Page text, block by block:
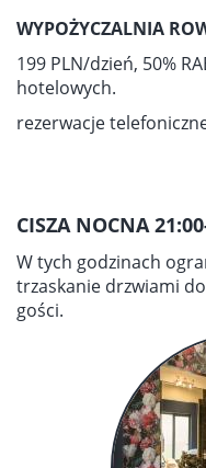
WYPOŻYCZALNIA
199 PLN/dzień, 50%
hotelowych.
rezerwacje
CISZA NOCNA
W tych godzinach
trzaskanie drzwiami
gości.